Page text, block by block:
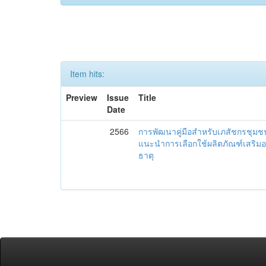
Item hits:
Preview
Issue
Date
Title
2566
การพัฒนาคู่มือสำหรับเภสัชกรชุมช
แนะนำการเลือกใช้ผลิตภัณฑ์เสริม
ธาตุ